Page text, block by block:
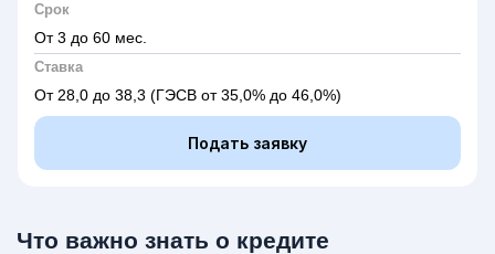
Срок
От 3 до 60 мес.
Ставка
От 28,0 до 38,3 (ГЭСВ от 35,0% до 46,0%)
Подать заявку
Что важно знать о кредите